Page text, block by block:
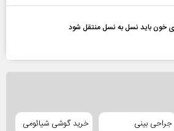
خون باید نسل به نسل منتقل شود
جراحی بینی خرید گوشی شیائومی